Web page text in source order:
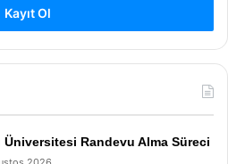
Kayıt Ol
Üniversitesi Randevu Alma Süreci